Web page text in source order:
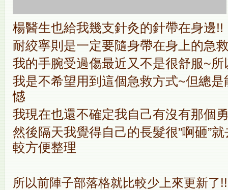
楊醫生也給我幾支針灸的針帶在身邊!!
耐絞寧則是一定要隨身帶在身上的急
我的手腕受過傷最近又不是很舒服~
我是不希望用到這個急救方式~但總
憾
我現在也還不確定我自己有沒有那個
然後隔天我覺得自己的長髮很”啊砸”
較方便整理
所以前陣子部落格就比較少上來更新